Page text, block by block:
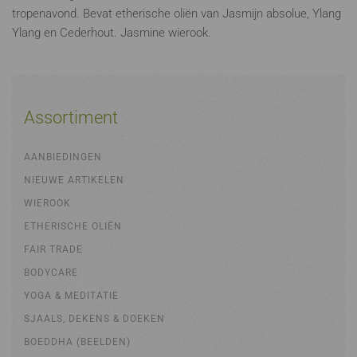
tropenavond. Bevat etherische oliën van Jasmijn absolue, Ylang
Ylang en Cederhout. Jasmine wierook.
Assortiment
AANBIEDINGEN
NIEUWE ARTIKELEN
WIEROOK
ETHERISCHE OLIËN
FAIR TRADE
BODYCARE
YOGA & MEDITATIE
SJAALS, DEKENS & DOEKEN
BOEDDHA (BEELDEN)